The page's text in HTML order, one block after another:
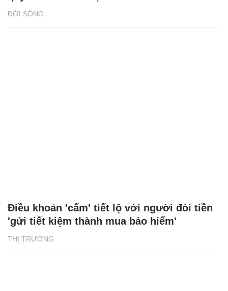
ĐỜI SỐNG
THỊ TRƯỜNG
Điều khoản 'cấm' tiết lộ với người đòi tiền
'gửi tiết kiệm thành mua bảo hiểm'